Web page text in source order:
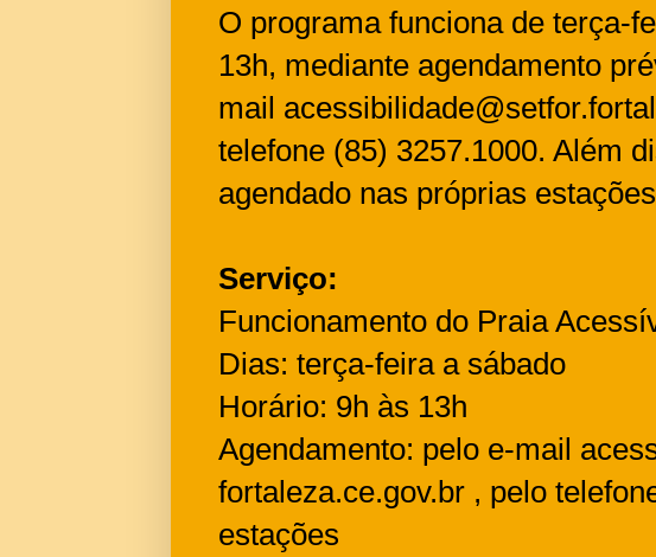
O programa funciona de terça-
13h, mediante agendamento
mail acessibilidade@setfor.
telefone (85) 3257.1000. Além
agendado nas próprias
Serviço:
Funcionamento do Praia
Dias: terça-feira a sábado
Horário: 9h às 13h
Agendamento: pelo e-mail
fortaleza.ce.gov.br , pelo
estações